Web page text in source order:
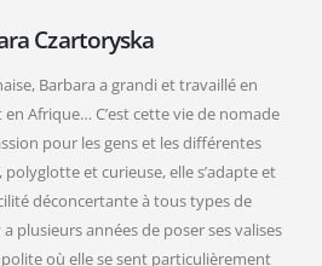
Czartoryska
Barbara a grandi et travaillé en
Afrique… C’est cette vie de nomade
pour les gens et les différentes
polyglotte et curieuse, elle s’adapte et
déconcertante à tous types de
plusieurs années de poser ses valises
où elle se sent particulièrement